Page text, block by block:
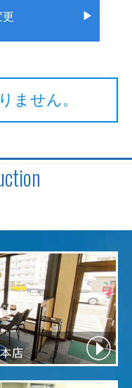
更 ▶
ません。